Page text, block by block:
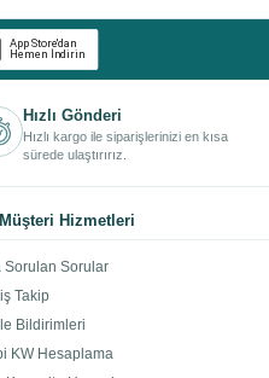
Hızlı Gönderi
Hızlı kargo ile siparişlerinizi en kısa
sürede ulaştırırız.
Müşteri Hizmetleri
Sorulan Sorular
Takip
Bildirimleri
KW Hesaplama